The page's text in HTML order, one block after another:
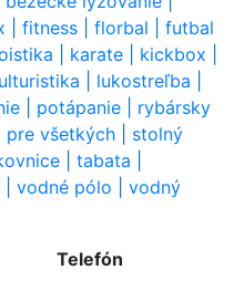
fitness florbal
futbal
karate kickbox
lukostreľba
potápanie
rybársky
pre všetkých
stolný
tabata
vodné pólo
vodný
Telefón